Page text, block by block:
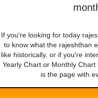
If you're looking for today
to know what the rajeshthan
like historically, or if you're
Yearly Chart or Monthly
is the page with